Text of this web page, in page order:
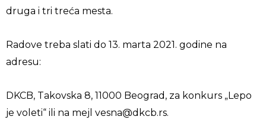
druga i tri treća mesta.
Radove treba slati do 13. marta 2021. godine na
adresu:
DKCB, Takovska 8, 11000 Beograd, za konkurs „Lepo
je voleti“ ili na mejl vesna@dkcb.rs.